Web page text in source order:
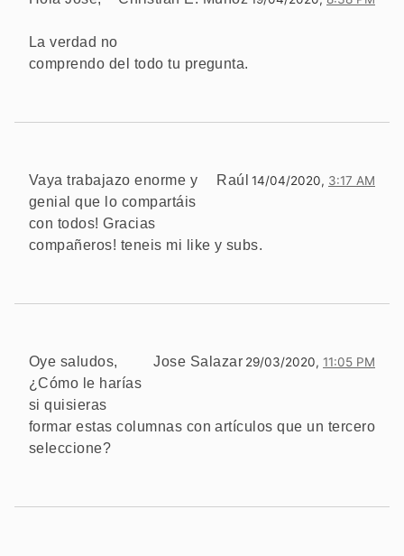
La verdad no
comprendo del todo tu pregunta.
Raúl 14/04/2020, 3:17 AM
Vaya trabajazo enorme y
genial que lo compartáis
con todos! Gracias
compañeros! teneis mi like y subs.
Jose Salazar 29/03/2020, 11:05 PM
Oye saludos,
¿Cómo le harías
si quisieras
formar estas columnas con artículos que un tercero
seleccione?